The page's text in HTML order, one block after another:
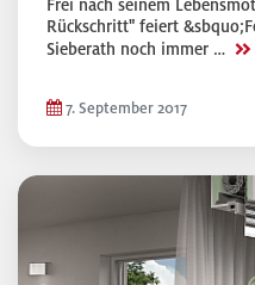
Frei nach seinem
Rückschritt" feiert
Sieberath noch immer … >>
7. September 2017